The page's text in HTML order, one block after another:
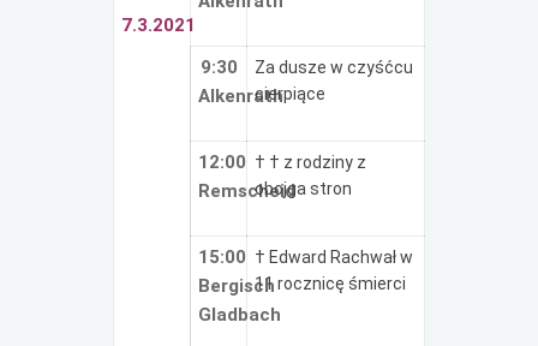
7.3.2021
9:30
Alkenrath
Za dusze w czyśćcu
cierpiące
12:00
Remscheid
† † z rodziny z
obojga stron
15:00
Bergisch
Gladbach
† Edward Rachwał w
11 rocznicę śmierci